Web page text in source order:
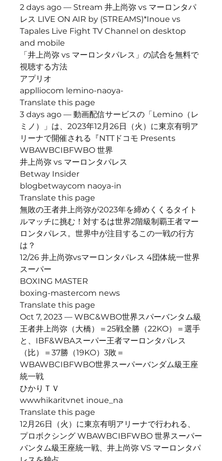
2 days ago — Stream 井上尚弥 vs マーロンタパ
レス LIVE ON AIR by (STREAMS)*Inoue vs
Tapales Live Fight TV Channel on desktop
and mobile
「井上尚弥 vs マーロンタパレス」の試合を無料で
視聴する方法
アプリオ
applliocom lemino-naoya-
Translate this page
3 days ago — 動画配信サービスの「Lemino（レ
ミノ）」は、2023年12月26日（火）に東京有明ア
リーナで開催される『NTTドコモ Presents
WBAWBCIBFWBO 世界
井上尚弥 vs マーロンタパレス
Betway Insider
blogbetwaycom naoya-in
Translate this page
無敗の王者井上尚弥が2023年を締めくくるタイト
ルマッチに挑む！対するは世界2階級制覇王者マー
ロンタパレス。世界中が注目するこの一戦の行方
は？
12/26 井上尚弥vsマーロンタパレス 4団体統一世界
スーパー
BOXING MASTER
boxing-mastercom news
Translate this page
Oct 7, 2023 — WBC&WBO世界スパーバンタム級
王者井上尚弥（大橋）＝25戦全勝（22KO）＝選手
と、IBF&WBAスーパー王者マーロンタパレス
（比）＝37勝（19KO）3敗＝
WBAWBCIBFWBO世界スーパーバンダム級王座
統一戦
ひかりＴＶ
wwwhikaritvnet inoue_na
Translate this page
12月26日（火）に東京有明アリーナで行われる、
プロボクシング WBAWBCIBFWBO 世界スーパー
バンタム級王座統一戦、井上尚弥 VS マーロンタパ